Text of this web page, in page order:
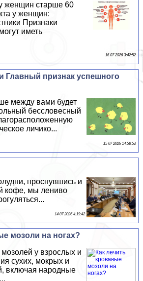
женщин старше 60
у женщин:
Признаки
иметь
16 07 2026 3:42:52
Главный признак успешного
между вами будет
бессловесный
личико...
15 07 2026 14:58:53
проснувшись и
кофе, мы лениво
14 07 2026 4:19:42
мозоли на ногах?
у взрослых и
сухих, мокрых и
включая народные